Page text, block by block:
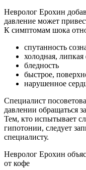
Невролог Ерохин
давление может
К симптомам шока
спутанность
холодная, липкая
бледность
быстрое,
нарушенное
Специалист
давлении обращаться
Тем, кто испытывает
гипотонии, следует
специалисту.
Невролог Ерохин
от кофе